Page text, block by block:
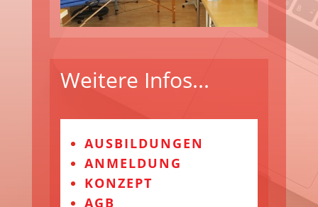
Weitere Infos...
AUSBILDUNGEN
ANMELDUNG
KONZEPT
AGB